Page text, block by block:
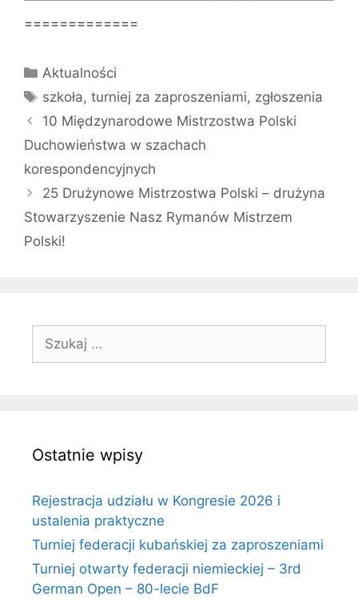
=============
Kategorie
Aktualności
Tagi
szkoła,turniej za zaproszeniami, zgłoszenia
10 Międzynarodowe Mistrzostwa Polski
Duchowieństwa w szachach
korespondencyjnych
25 Drużynowe Mistrzostwa Polski – drużyna
Stowarzyszenie Nasz Rymanów Mistrzem
Polski!
Ostatnie wpisy
Rejestracja udziału w Kongresie 2026 i
ustalenia praktyczne
Turniej federacji kubańskiej za zaproszeniami
Turniej otwarty federacji niemieckiej – 3rd
German Open – 80-lecie BdF